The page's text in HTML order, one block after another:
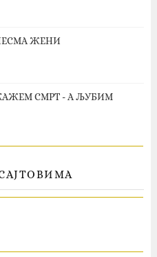
ЖЕНИ
КАЖЕМ СМРТ - А ЉУБИМ